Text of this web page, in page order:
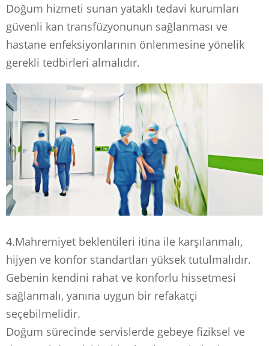
Doğum hizmeti sunan yataklı tedavi kurumları
güvenli kan transfüzyonunun sağlanması ve
hastane enfeksiyonlarının önlenmesine yönelik
gerekli tedbirleri almalıdır.
4.Mahremiyet beklentileri itina ile karşılanmalı,
hijyen ve konfor standartları yüksek tutulmalıdır.
Gebenin kendini rahat ve konforlu hissetmesi
sağlanmalı, yanına uygun bir refakatçi
seçebilmelidir.
Doğum sürecinde servislerde gebeye fiziksel ve